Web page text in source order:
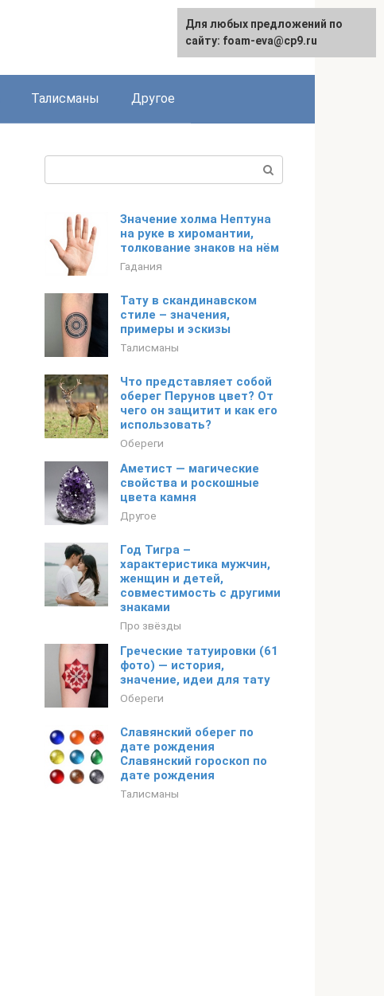
Талисманы Другое
Значение холма Нептуна
на руке в хиромантии,
толкование знаков на нём
Гадания
Тату в скандинавском
стиле – значения,
примеры и эскизы
Талисманы
Что представляет собой
оберег Перунов цвет? От
чего он защитит и как его
использовать?
Обереги
Аметист — магические
свойства и роскошные
цвета камня
Другое
Год Тигра –
характеристика мужчин,
женщин и детей,
совместимость с другими
знаками
Про звёзды
Греческие татуировки (61
фото) — история,
значение, идеи для тату
Обереги
Славянский оберег по
дате рождения
Славянский гороскоп по
дате рождения
Талисманы
Для любых предложений по
сайту: foam-eva@cp9.ru